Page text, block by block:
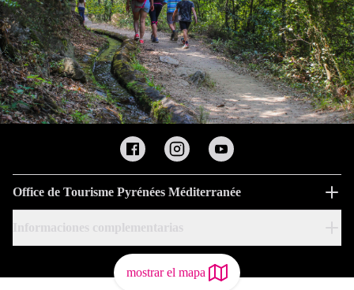
mostrar el mapa
Office de Tourisme Pyrénées Méditerranée
Informaciones complementarias